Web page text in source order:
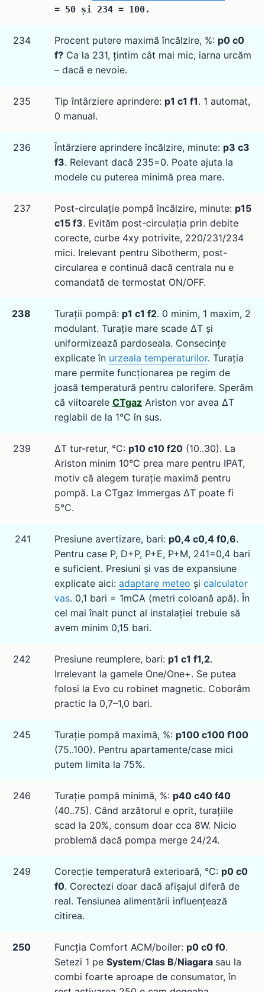
= 50 și 234 = 100.
234 Procent putere maximă încălzire, %: p0 c0
f? Ca la 231, țintim cât mai mic, iarna urcăm
– dacă e nevoie.
235 Tip întârziere aprindere: p1 c1 f1. 1 automat,
0 manual.
236 Întârziere aprindere încălzire, minute: p3 c3
f3. Relevant dacă 235=0. Poate ajuta la
modele cu puterea minimă prea mare.
237 Post-circulație pompă încălzire, minute: p15
c15 f3. Evităm post-circulația prin debite
corecte, curbe 4xy potrivite, 220/231/234
mici. Irelevant pentru Sibotherm, post-
circularea e continuă dacă centrala nu e
comandată de termostat ON/OFF.
238 Turații pompă: p1 c1 f2. 0 minim, 1 maxim, 2
modulant. Turație mare scade ΔT și
uniformizează pardoseala. Consecințe
explicate în urzeala temperaturilor. Turația
mare permite funcționarea pe regim de
joasă temperatură pentru calorifere. Sperăm
că viitoarele CTgaz Ariston vor avea ΔT
reglabil de la 1°C în sus.
239 ΔT tur-retur, °C: p10 c10 f20 (10..30). La
Ariston minim 10°C prea mare pentru IPAT,
motiv că alegem turație maximă pentru
pompă. La CTgaz Immergas ΔT poate fi
5°C.
241 Presiune avertizare, bari: p0,4 c0,4 f0,6.
Pentru case P, D+P, P+E, P+M, 241=0,4 bari
e suficient. Presiuni și vas de expansiune
explicate aici: adaptare meteo și calculator
vas. 0,1 bari = 1mCA (metri coloană apă). În
cel mai înalt punct al instalației trebuie să
avem minim 0,15 bari.
242 Presiune reumplere, bari: p1 c1 f1,2.
Irrelevant la gamele One/One+. Se putea
folosi la Evo cu robinet magnetic. Coborâm
practic la 0,7–1,0 bari.
245 Turație pompă maximă, %: p100 c100 f100
(75..100). Pentru apartamente/case mici
putem limita la 75%.
246 Turație pompă minimă, %: p40 c40 f40
(40..75). Când arzătorul e oprit, turațiile
scad la 20%, consum doar cca 8W. Nicio
problemă dacă pompa merge 24/24.
249 Corecție temperatură exterioară, °C: p0 c0
f0. Corectezi doar dacă afișajul diferă de
real. Tensiunea alimentării influențează
citirea.
250 Funcția Comfort ACM/boiler: p0 c0 f0.
Setezi 1 pe System/Clas B/Niagara sau la
combi foarte aproape de consumator, în